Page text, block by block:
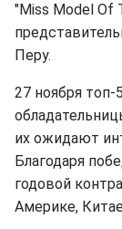
"Miss Model Of
Перу.
27 ноября топ-
их ожидают
Благодаря
годовой
Америке,